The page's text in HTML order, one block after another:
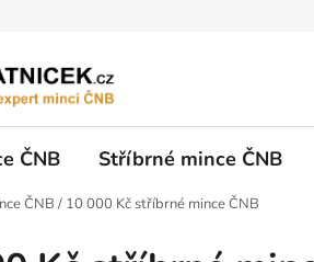
ČNB Stříbrné mince ČNB
ČNB / 10 000 Kč stříbrné mince ČNB